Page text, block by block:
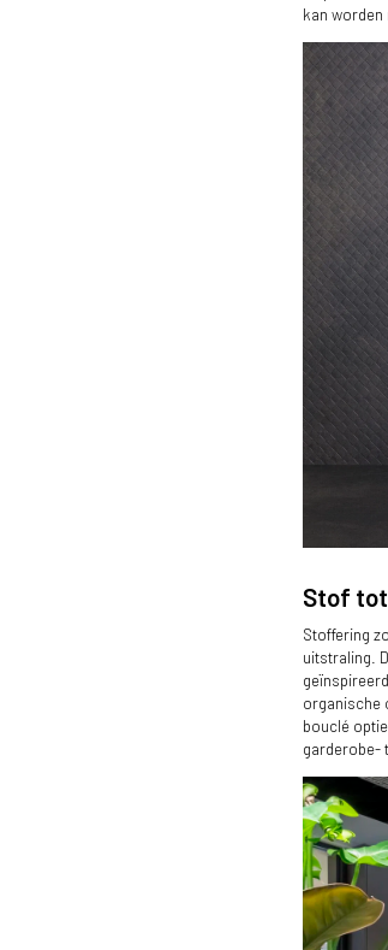
kan
Stof
Stoffering
uitstraling.
organische
bouclé
garderobe-